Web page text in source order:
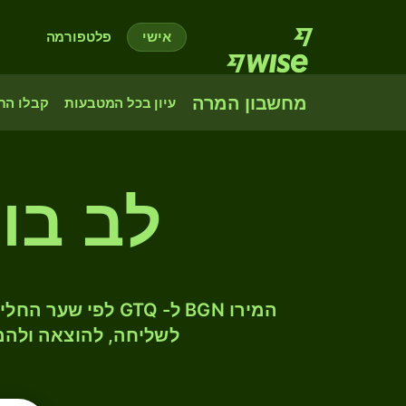
אישי פלטפורמה
מחשבון המרה עיון בכל המטבעות קבלו
לב
לשליחה, להוצאה